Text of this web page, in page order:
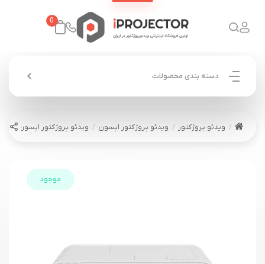
0
دسته بندی محصولات
ویدئو پروژکتور ویدئو پروژکتور اپسون ویدئو پروژکتور اپسون EPSON EB-U50
موجود